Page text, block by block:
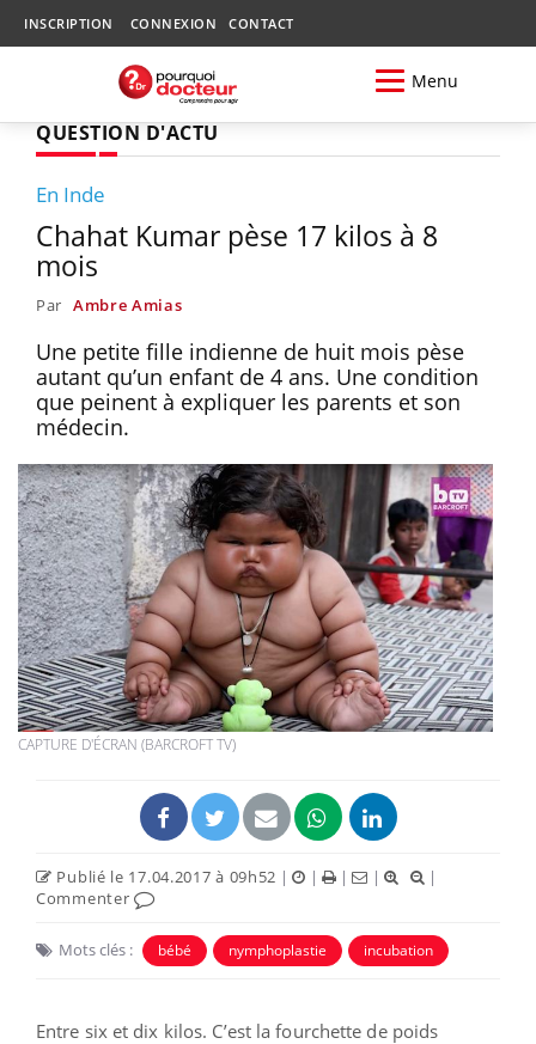
INSCRIPTION CONNEXION CONTACT
Menu
QUESTION D'ACTU
En Inde
Chahat Kumar pèse 17 kilos à 8
mois
Par Ambre Amias
Une petite fille indienne de huit mois pèse
autant qu’un enfant de 4 ans. Une condition
que peinent à expliquer les parents et son
médecin.
CAPTURE D'ÉCRAN (BARCROFT TV)
Publié le 17.04.2017 à 09h52 | | | |
|
Commenter
Mots clés : bébé nymphoplastie incubation
Entre six et dix kilos. C’est la fourchette de poids